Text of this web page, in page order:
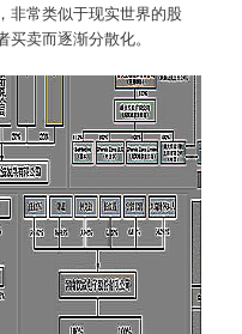
非常类似于现实世界的股
卖而逐渐分散化。